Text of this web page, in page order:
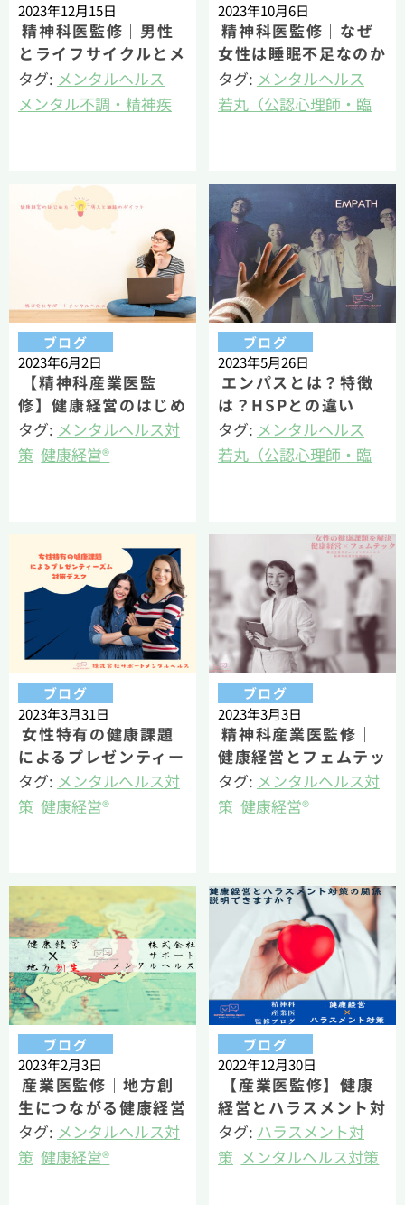
2023年12月15日
精神科医監修｜男性
とライフサイクルとメ
ンタルヘルスとーリス
クの高いメンタル不調
タグ: メンタルヘルス
メンタル不調・精神疾
床心理士・健康経営エ
キスパートアドバイザ
2023年10月6日
精神科医監修｜なぜ
女性は睡眠不足なのか
ーライフステージやホ
ルモンバランスとの関
タグ: メンタルヘルス
若丸（公認心理師・臨
ー）
ブログ
2023年6月2日
【精神科産業医監
修】健康経営のはじめ
方｜導入と継続のポイ
ントを解説
タグ: メンタルヘルス対
策 健康経営®
キスパートアドバイザ
ー）
ブログ
2023年5月26日
エンパスとは？特徴
は？HSPとの違い
は？うつ病になりやす
いって本当？
タグ: メンタルヘルス
若丸（公認心理師・臨
ー）
ブログ
2023年3月31日
女性特有の健康課題
によるプレゼンティー
ズム対策｜精神科産業
医監修ブログ
タグ: メンタルヘルス対
策 健康経営®
床心理士・健康経営エ
キスパートアドバイザ
ー）
ブログ
2023年3月3日
精神科産業医監修｜
健康経営とフェムテッ
クの深い関係ー女性の
健康課題を解決ー
タグ: メンタルヘルス対
策 健康経営®
床心理士・健康経営エ
キスパートアドバイザ
ブログ
2023年2月3日
産業医監修｜地方創
生につながる健康経営
ー中小企業こそ健康経
営をー
タグ: メンタルヘルス対
策 健康経営®
ブログ
2022年12月30日
【産業医監修】健康
経営とハラスメント対
策の意外な関係
タグ: ハラスメント対
策 メンタルヘルス対策